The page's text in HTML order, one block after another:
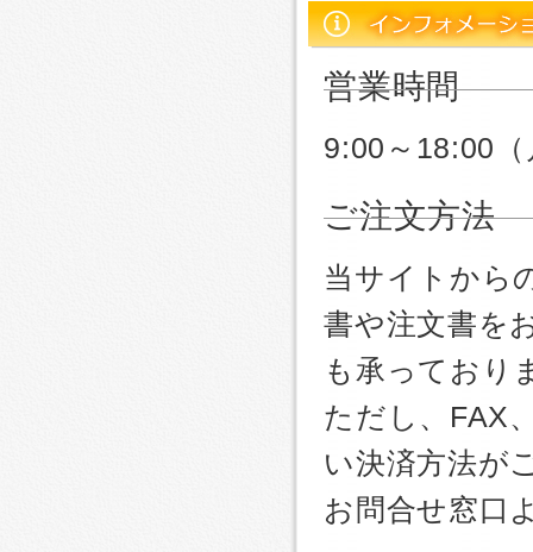
営業時間
9:00～18:00
ご注文方法
当サイトから
書や注文書を
も承っており
ただし、FAX
い決済方法が
お問合せ窓口